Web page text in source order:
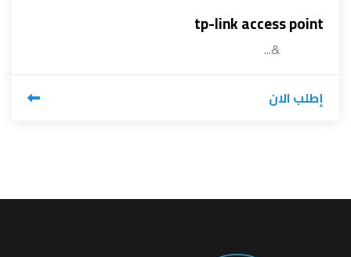
tp-link access point
&...
إطلب الان